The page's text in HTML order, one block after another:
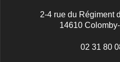
2-4 rue du Régiment
14610
02 31 80